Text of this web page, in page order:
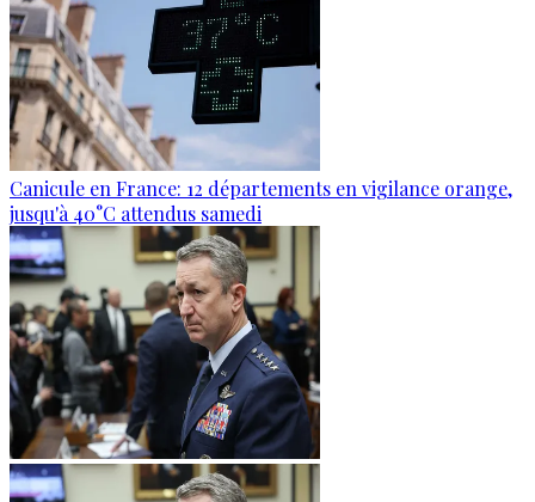
Canicule en France: 12 départements en vigilance orange,
jusqu'à 40°C attendus samedi